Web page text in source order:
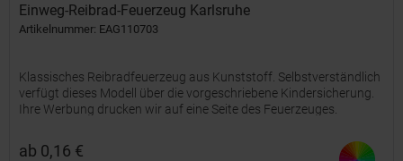
Einweg-Reibrad-Feuerzeug Karlsruhe
Artikelnummer: EAG110703
Klassisches Reibradfeuerzeug aus Kunststoff. Selbstverständlich
verfügt dieses Modell über die vorgeschriebene Kindersicherung.
Ihre Werbung drucken wir auf eine Seite des Feuerzeuges.
ab 0,16 €